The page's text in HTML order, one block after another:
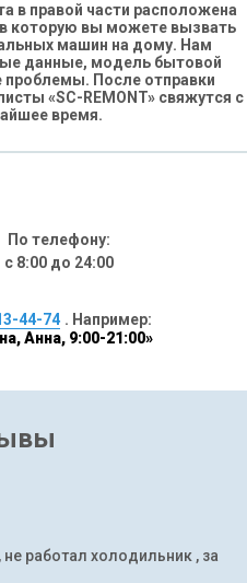
в правой части расположена
которую вы можете вызвать
машин на дому. Нам
данные, модель бытовой
проблемы. После отправки
«SC-REMONT» свяжутся с
время.
По телефону:
с 8:00 до 24:00
44-74 . Например:
Анна, 9:00-21:00»
работал холодильник , за